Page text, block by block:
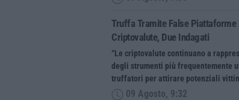
Truffa Tramite False Piattaforme
Criptovalute, Due Indagati
“Le criptovalute continuano a
degli strumenti più frequentemente
truffatori per attirare potenziali
09 Agosto, 9:32